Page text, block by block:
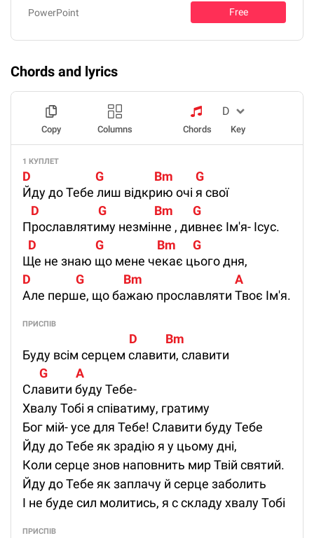
PowerPoint Free
Chords and lyrics
Copy Columns Chords Key
1 КУПЛЕТ
D                       G                  Bm        G
Йду до Тебе лиш відкрию очі я свої
   D                     G                 Bm       G
Прославлятиму незмінне , дивнеє Ім'я- Ісус.
  D                     G                   Bm      G
Ще не знаю що мене чекає цього дня,
D                G              Bm                                 A
Але перше, що бажаю прославляти Твоє Ім'я.
ПРИСПІВ
                                      D          Bm
Буду всім серцем славити, славити
      G          A
Славити буду Тебе-
Хвалу Тобі я співатиму, гратиму
Бог мій- усе для Тебе! Славити буду Тебе
Йду до Тебе як зрадію я у цьому дні,
Коли серце знов наповнить мир Твій святий.
Йду до Тебе як заплачу й серце заболить
І не буде сил молитись, я с складу хвалу Тобі
ПРИСПІВ